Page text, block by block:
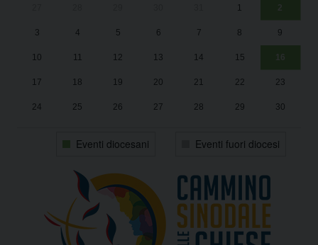
1 2
3 4 5 6 7 8 9
10 11 12 13 14 15 16
17 18 19 20 21 22 23
24 25 26 27 28 29 30
Eventi diocesani Eventi fuori diocesi